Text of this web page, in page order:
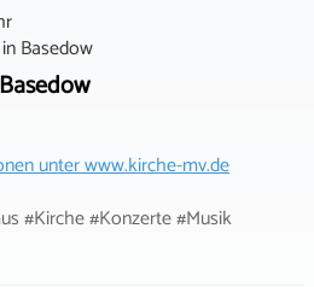
inBasedow
unterwww.kirche-mv.de
#Kirche #Konzerte #Musik